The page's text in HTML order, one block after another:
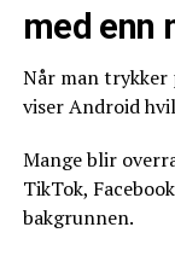
med enn
Når man trykker
viser Android
Mange blir
TikTok,
bakgrunnen.